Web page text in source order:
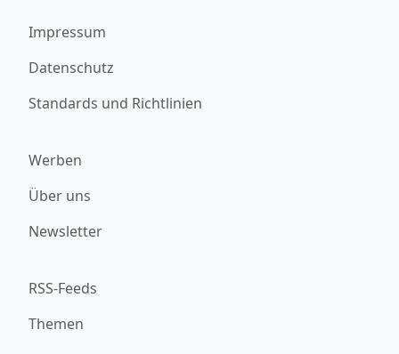
Impressum
Datenschutz
Standards und Richtlinien
Werben
Über uns
Newsletter
RSS-Feeds
Themen